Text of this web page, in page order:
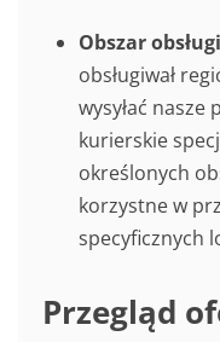
Obszar obsługi
obsługiwał
wysyłać nasze
kurierskie
określonych
korzystne w
specyficznych
Przegląd